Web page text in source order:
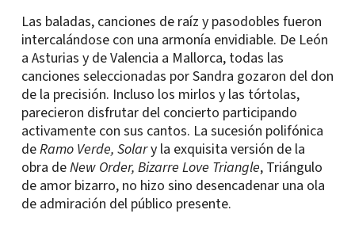
Las baladas, canciones de raíz y pasodobles fueron
intercalándose con una armonía envidiable. De León
a Asturias y de Valencia a Mallorca, todas las
canciones seleccionadas por Sandra gozaron del don
de la precisión. Incluso los mirlos y las tórtolas,
parecieron disfrutar del concierto participando
activamente con sus cantos. La sucesión polifónica
deRamo Verde, Solary la exquisita versión de la
obra deNew Order, Bizarre Love Triangle, Triángulo
de amor bizarro, no hizo sino desencadenar una ola
de admiración del público presente.